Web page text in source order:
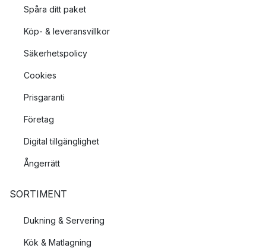
Spåra ditt paket
Köp- & leveransvillkor
Säkerhetspolicy
Cookies
Prisgaranti
Företag
Digital tillgänglighet
Ångerrätt
SORTIMENT
Dukning & Servering
Kök & Matlagning